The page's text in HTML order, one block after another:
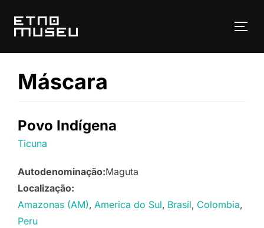
para
Máscara
Povo Indígena
Ticuna
Autodenominação:Maguta
Localização:
Amazonas (AM) America do Sul Brasil Colombia
Peru